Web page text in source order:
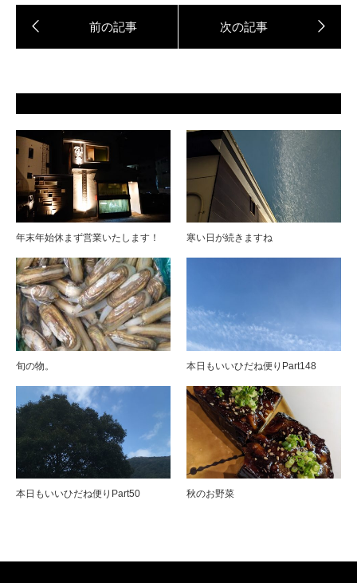
年末年始休まず営業いたします！ 寒い日が続きますね
旬の物。 本日もいいひだね便りPart148
本日もいいひだね便りPart50 秋のお野菜